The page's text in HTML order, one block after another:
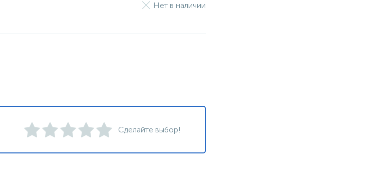
Нет в наличии
Сделайте выбор!